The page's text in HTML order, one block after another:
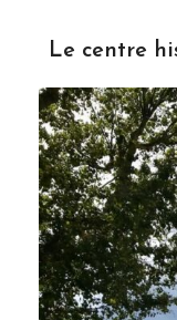
Le centre